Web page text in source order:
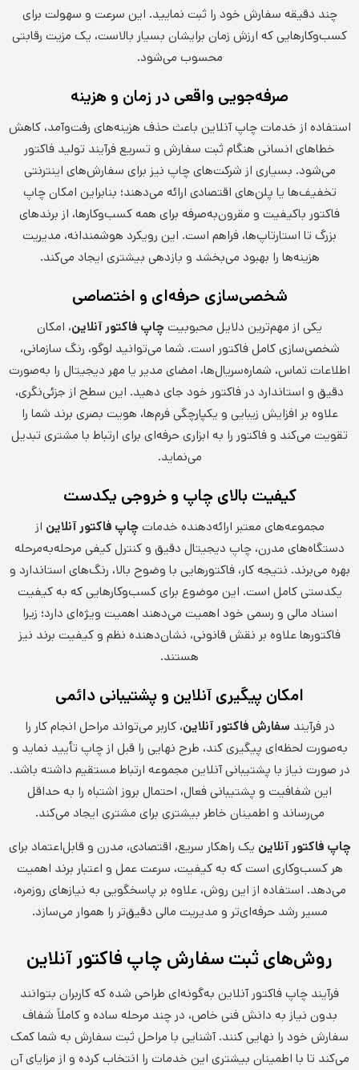
چند دقیقه سفارش خود را ثبت نمایید. این سرعت و سهولت برای
کسب‌وکارهایی که ارزش زمان برایشان بسیار بالاست، یک مزیت رقابتی
محسوب می‌شود.
صرفه‌جویی واقعی در زمان و هزینه
استفاده از خدمات چاپ آنلاین باعث حذف هزینه‌های رفت‌وآمد، کاهش
خطاهای انسانی هنگام ثبت سفارش و تسریع فرآیند تولید فاکتور
می‌شود. بسیاری از شرکت‌های چاپ نیز برای سفارش‌های اینترنتی
تخفیف‌ها یا پلن‌های اقتصادی ارائه می‌دهند؛ بنابراین امکان چاپ
فاکتور باکیفیت و مقرون‌به‌صرفه برای همه کسب‌وکارها، از برندهای
بزرگ تا استارتاپ‌ها، فراهم است. این رویکرد هوشمندانه، مدیریت
هزینه‌ها را بهبود می‌بخشد و بازدهی بیشتری ایجاد می‌کند.
شخصی‌سازی حرفه‌ای و اختصاصی
یکی از مهم‌ترین دلایل محبوبیتچاپ فاکتور آنلاین، امکان
شخصی‌سازی کامل فاکتور است. شما می‌توانید لوگو، رنگ سازمانی،
اطلاعات تماس، شماره‌سریال‌ها، امضای مدیر یا مهر دیجیتال را به‌صورت
دقیق و استاندارد در فاکتور خود جای دهید. این سطح از جزئی‌نگری،
علاوه بر افزایش زیبایی و یکپارچگی فرم‌ها، هویت بصری برند شما را
تقویت می‌کند و فاکتور را به ابزاری حرفه‌ای برای ارتباط با مشتری تبدیل
می‌نماید.
کیفیت بالای چاپ و خروجی یکدست
مجموعه‌های معتبر ارائه‌دهنده خدماتچاپ فاکتور آنلاین از
دستگاه‌های مدرن، چاپ دیجیتال دقیق و کنترل کیفی مرحله‌به‌مرحله
بهره می‌برند. نتیجه کار، فاکتورهایی با وضوح بالا، رنگ‌های استاندارد و
یکدستی کامل است. این موضوع برای کسب‌وکارهایی که به کیفیت
اسناد مالی و رسمی خود اهمیت می‌دهند اهمیت ویژه‌ای دارد؛ زیرا
فاکتورها علاوه بر نقش قانونی، نشان‌دهنده نظم و کیفیت برند نیز
هستند.
امکان پیگیری آنلاین و پشتیبانی دائمی
در فرآیند سفارش فاکتور آنلاین، کاربر می‌تواند مراحل انجام کار را
به‌صورت لحظه‌ای پیگیری کند، طرح نهایی را قبل از چاپ تأیید نماید و
در صورت نیاز با پشتیبانی آنلاین مجموعه ارتباط مستقیم داشته باشد.
این شفافیت و پشتیبانی فعال، احتمال بروز اشتباه را به حداقل
می‌رساند و اطمینان خاطر بیشتری برای مشتری ایجاد می‌کند.
چاپ فاکتور آنلاین یک راهکار سریع، اقتصادی، مدرن و قابل‌اعتماد برای
هر کسب‌وکاری است که به کیفیت، سرعت عمل و اعتبار برند اهمیت
می‌دهد. استفاده از این روش، علاوه بر پاسخگویی به نیازهای روزمره،
مسیر رشد حرفه‌ای‌تر و مدیریت مالی دقیق‌تر را هموار می‌سازد.
روش‌های ثبت سفارش چاپ فاکتور آنلاین
فرآیند چاپ فاکتور آنلاین به‌گونه‌ای طراحی شده که کاربران بتوانند
بدون نیاز به دانش فنی خاص، در چند مرحله ساده و کاملاً شفاف
سفارش خود را نهایی کنند. آشنایی با مراحل ثبت سفارش به شما کمک
می‌کند تا با اطمینان بیشتری این خدمات را انتخاب کرده و از مزایای آن